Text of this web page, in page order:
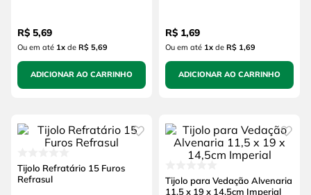
R$ 5,69
Ou em até 1xde R$ 5,69
ADICIONAR AO CARRINHO
R$ 1,69
Ou em até 1xde R$ 1,69
ADICIONAR AO CARRINHO
Tijolo Refratário 15 Furos
Refrasul
Tijolo para Vedação Alvenaria
11,5 x 19 x 14,5cm Imperial